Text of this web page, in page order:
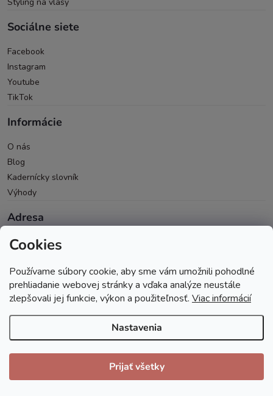
Cookies
Používame súbory cookie, aby sme vám umožnili pohodlné
prehliadanie webovej stránky a vďaka analýze neustále
zlepšovali jej funkcie, výkon a použiteľnosť. Viac informácií
Nastavenia
Prijať všetky
Sociálne siete
Facebook
Instagram
Youtube
TikTok
Informácie
O nás
Blog
Kadernícky slovník
Výhody
Adresa
Oravická 614/14
Okres Tvrdošín
Vytvoril Shoptet